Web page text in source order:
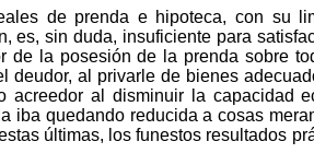
de prenda e hipoteca, con su
es, sin duda, insuficiente para
de la posesión de la prenda sobre
al privarle de bienes
al disminuir la
iba quedando reducida a cosas
últimas, los funestos resultados